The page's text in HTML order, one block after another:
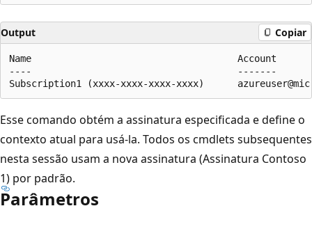
Output Copiar
Name                                     Account
----                                     -------
Esse comando obtém a assinatura especificada e define o
contexto atual para usá-la. Todos os cmdlets subsequentes
nesta sessão usam a nova assinatura (Assinatura Contoso
1) por padrão.
Parâmetros